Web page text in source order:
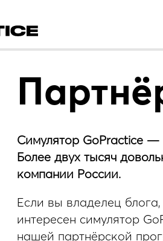
Симулятор GoPractice —
Более двух тысяч
компании России.
Если вы владелец
интересен симулятор
нашей партнёрской